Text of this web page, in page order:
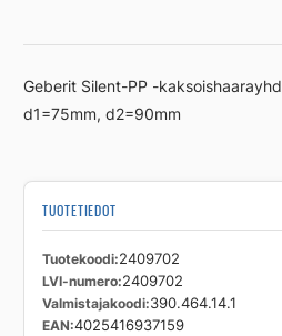
Silent-
90mm-
75mm-
määrä
Geberit Silent-PP -
d1=75mm, d2=90mm
TUOTETIEDOT
Tuotekoodi 2409702
LVI-numero 2409702
Valmistajakoodi 390.464.14.1
EAN 4025416937159